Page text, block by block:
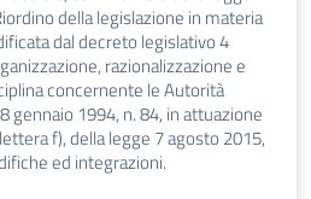
della legislazione in materia
dal decreto legislativo 4
razionalizzazione e
concernente le Autorità
gennaio 1994, n. 84, in attuazione
f), della legge 7 agosto 2015,
ed integrazioni.